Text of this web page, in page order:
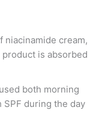
niacinamide cream,
is absorbed
both morning
SPF during the day